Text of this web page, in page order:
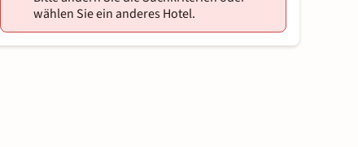
wählen Sie ein anderes Hotel.